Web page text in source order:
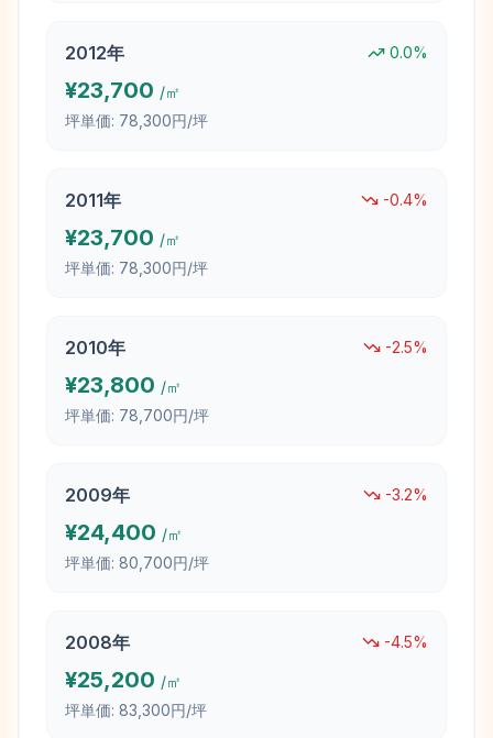
2012年 0.0%
¥23,700 /㎡
坪単価: 78,300円/坪
2011年 -0.4%
¥23,700 /㎡
坪単価: 78,300円/坪
2010年 -2.5%
¥23,800 /㎡
坪単価: 78,700円/坪
2009年 -3.2%
¥24,400 /㎡
坪単価: 80,700円/坪
2008年 -4.5%
¥25,200 /㎡
坪単価: 83,300円/坪